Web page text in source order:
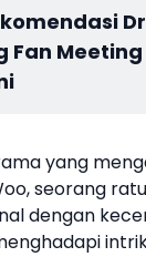
Fan
yang
seorang
dengan